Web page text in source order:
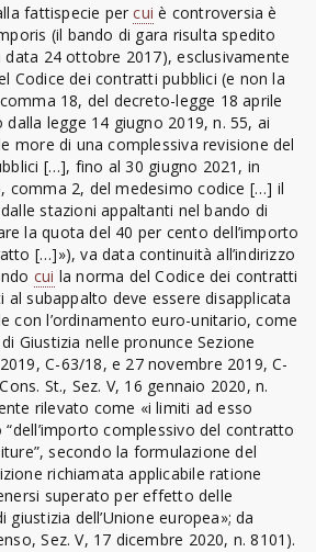
fattispecie percui è controversia è
(il bando di gara risulta spedito
data 24 ottobre 2017), esclusivamente
Codice dei contratti pubblici (e non la
comma 18, del decreto-legge 18 aprile
legge 14 giugno 2019, n. 55, ai
more di una complessiva revisione del
[…], fino al 30 giugno 2021, in
comma 2, del medesimo codice […] il
stazioni appaltanti nel bando di
la quota del 40 per cento dell’importo
[…]»), va data continuità all’indirizzo
cui la norma del Codice dei contratti
al subappalto deve essere disapplicata
con l’ordinamento euro-unitario, come
Giustizia nelle pronunce Sezione
C-63/18, e 27 novembre 2019, C-
St., Sez. V, 16 gennaio 2020, n.
rilevato come «i limiti ad esso
complessivo del contratto
secondo la formulazione del
richiamata applicabile ratione
superato per effetto delle
giustizia dell’Unione europea»; da
Sez. V, 17 dicembre 2020, n. 8101).